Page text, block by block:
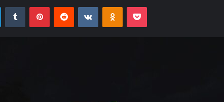
LinkedInTumblr PinterestReddit VKontakteOdnoklassniki
Pocket